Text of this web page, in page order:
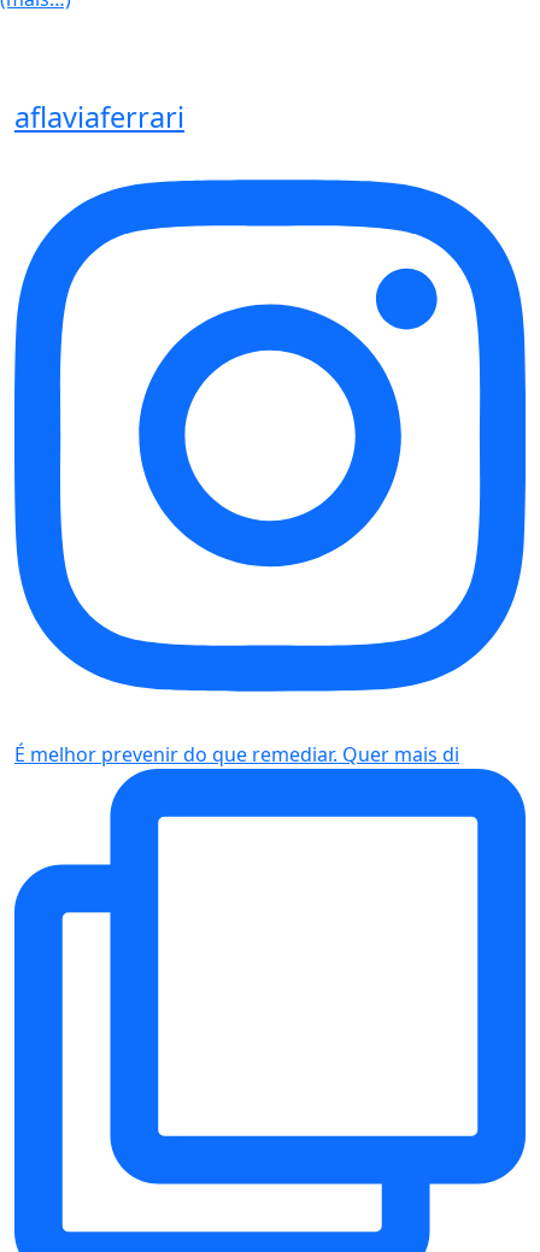
aflaviaferrari
É melhor prevenir do que remediar. Quer mais di